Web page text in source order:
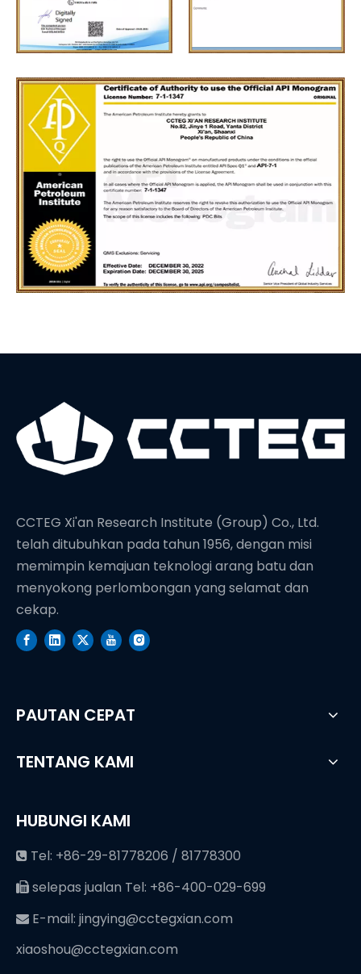
CCTEG Xi'an Research Institute (Group) Co., Ltd.
telah ditubuhkan pada tahun 1956, dengan misi
memimpin kemajuan teknologi arang batu dan
menyokong perlombongan yang selamat dan
cekap.
PAUTAN CEPAT
TENTANG KAMI
HUBUNGI KAMI
 Tel: +86-29-81778206 / 81778300
 selepas jualan Tel: +86-400-029-699
 E-mail: jingying@cctegxian.com
xiaoshou@cctegxian.com